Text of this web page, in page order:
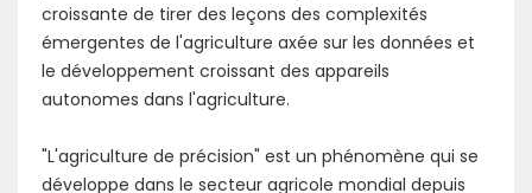
croissante de tirer des leçons des complexités
émergentes de l'agriculture axée sur les données et
le développement croissant des appareils
autonomes dans l'agriculture.
"L'agriculture de précision" est un phénomène qui se
développe dans le secteur agricole mondial depuis